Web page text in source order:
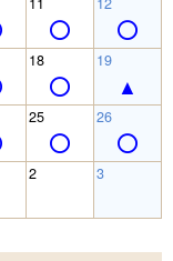
18 19
25 26
2 3